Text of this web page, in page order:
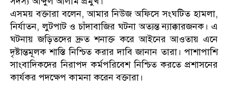
এসময় বক্তারা বলেন, আমার নিউজ অফিসে সংঘটিত হামলা,
নির্যাতন, লুটপাট ও চাঁদাবাজির ঘটনা অত্যন্ত ন্যাক্কারজনক। এ
ঘটনায় জড়িতদের দ্রুত শনাক্ত করে আইনের আওতায় এনে
দৃষ্টান্তমূলক শাস্তি নিশ্চিত করার দাবি জানান তারা। পাশাপাশি
সাংবাদিকদের নিরাপদ কর্মপরিবেশ নিশ্চিত করতে প্রশাসনের
কার্যকর পদক্ষেপ কামনা করেন বক্তারা।